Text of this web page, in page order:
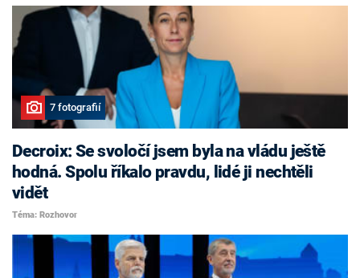
7 fotografií
Decroix: Se svoločí jsem byla na vládu ještě
hodná. Spolu říkalo pravdu, lidé ji nechtěli
vidět
Téma: Rozhovor